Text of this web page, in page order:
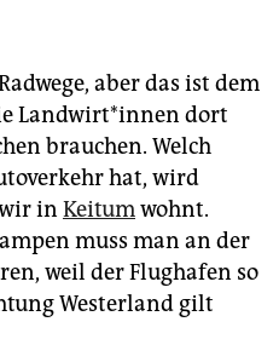
aber das ist dem
Landwirt*innen dort
brauchen. Welch
hat, wird
in Keitumwohnt.
muss man an der
weil der Flughafen so
Westerland gilt